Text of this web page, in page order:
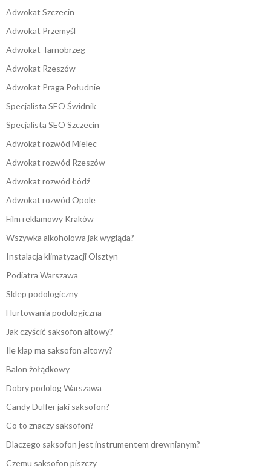
Adwokat Szczecin
Adwokat Przemyśl
Adwokat Tarnobrzeg
Adwokat Rzeszów
Adwokat Praga Południe
Specjalista SEO Świdnik
Specjalista SEO Szczecin
Adwokat rozwód Mielec
Adwokat rozwód Rzeszów
Adwokat rozwód Łódź
Adwokat rozwód Opole
Film reklamowy Kraków
Wszywka alkoholowa jak wygląda?
Instalacja klimatyzacji Olsztyn
Podiatra Warszawa
Sklep podologiczny
Hurtowania podologiczna
Jak czyścić saksofon altowy?
Ile klap ma saksofon altowy?
Balon żołądkowy
Dobry podolog Warszawa
Candy Dulfer jaki saksofon?
Co to znaczy saksofon?
Dlaczego saksofon jest instrumentem drewnianym?
Czemu saksofon piszczy